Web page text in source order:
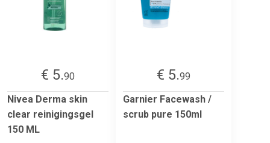
€ 5.90
Nivea Derma skin
clear reinigingsgel
150 ML
€ 5.99
Garnier Facewash /
scrub pure 150ml